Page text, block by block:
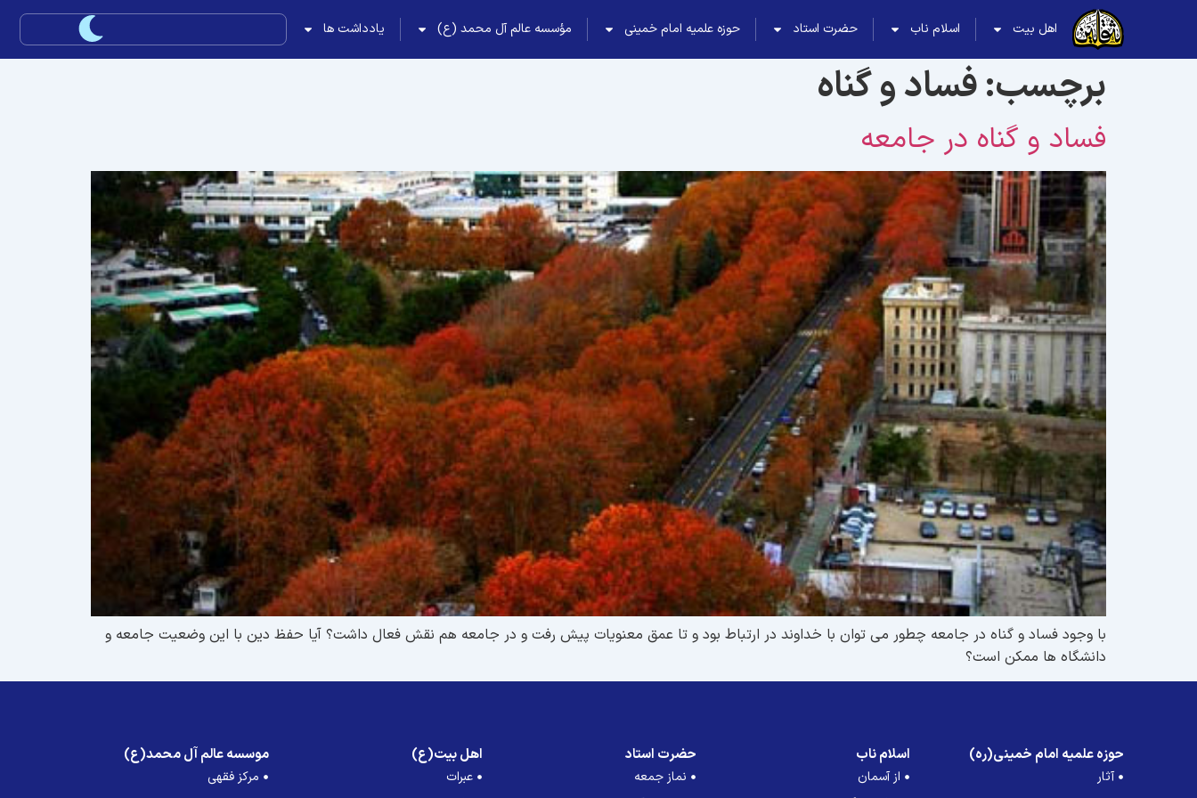
اهل بیت اسلام ناب حضرت استاد حوزه علمیه امام خمینی مؤسسه عالم آل محمد (ع) یادداشت ها
برچسب:فساد و گناه
فساد و گناه در جامعه
با وجود فساد و گناه در جامعه چطور مى توان با خداوند در ارتباط بود و تا عمق معنويات پيش رفت و در جامعه هم نقش فعال داشت؟ آيا حفظ دين با اين وضعيت جامعه و
دانشگاه ها ممكن است؟
حوزه علمیه امام خمینی(ره)
آثار
اسلام ناب
از آسمان
حضرت استاد
نماز جمعه
اهل بیت(ع)
عبرات
موسسه عالم آل محمد(ع)
مرکز فقهی